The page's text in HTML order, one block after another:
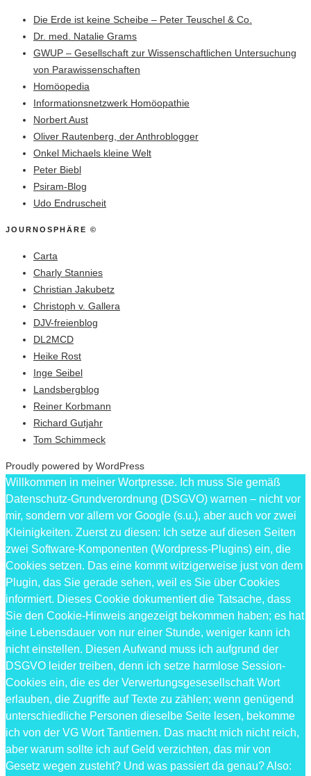
Die Erde ist keine Scheibe – Peter Teuschel & Co.
Dr. med. Natalie Grams
GWUP – Gesellschaft zur Wissenschaftlichen Untersuchung
von Parawissenschaften
Homöopedia
Informationsnetzwerk Homöopathie
Norbert Aust
Oliver Rautenberg, der Anthroblogger
Onkel Michaels kleine Welt
Peter Biebl
Psiram-Blog
Udo Endruscheit
JOURNOSPHÄRE ©
Carta
Charly Stannies
Christian Jakubetz
Christoph v. Gallera
DJV-freienblog
DL2MCD
Heike Rost
Inge Seibel
Landsbergblog
Reiner Korbmann
Richard Gutjahr
Tom Schimmeck
Proudly powered by WordPress
Willkommen in meiner Wortpresse. Ich muss Sie gemäß
Datenschutz-Grundverordnung (DSGVO) warnen – nicht vor
mir, sondern vor allem vor Google (s.u.), aber auch vor zwei
Kleinigkeiten. Zuerst zu diesen: Ich setze auf diesen Seiten
zwei Software-Komponenten (Wordpress-Plugins) ein, die
Cookies setzen. Das eine kommt witzigerweise just von dem
Plugin, das Sie gerade sehen, weil es Sie über Cookies
informiert. Dieses Cookie dokumentiert die Tatsache, dass
Sie den Cookie-Hinweis angezeigt bekommen haben; es hat
eine Lebensdauer von nur einer Stunde, weniger kann ich
nicht einstellen. Diesen Aufwand muss ich aufgrund der
DSGVO leider treiben, denn ich setze harmlose Session-
Cookies ein, die es der Verwertungsgesesellschaft Wort
erlauben, die Zugriffe auf Texte zu zählen; wenn genügend
unterschiedliche Personen dieselbe Seite lesen, bekomme
ich von der VG Wort Tantiemen. Das macht mich nicht reich,
aber warum sollte ich auf Geld verzichten, das mir von
Gesetz wegen zusteht? Und was passiert da genau? Also: